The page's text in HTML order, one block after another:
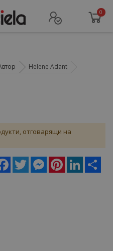
0
Helene Adant
отговарящи на
Facebook
Twitter MessengerPinterestLinkedIn